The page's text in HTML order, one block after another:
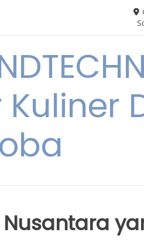
Nusantara